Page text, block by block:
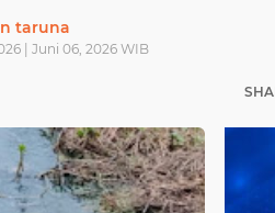
taruna
| Juni 06, 2026 WIB